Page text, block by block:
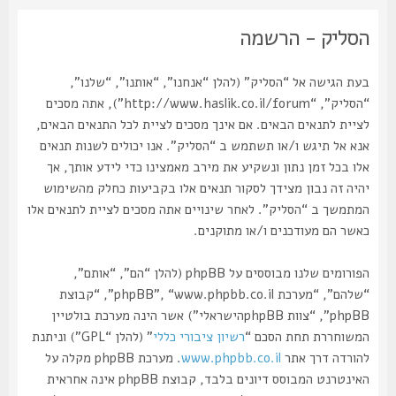
הסליק - הרשמה
בעת הגישה אל “הסליק” (להלן “אנחנו”, “אותנו”, “שלנו”,
“הסליק”, “http://www.haslik.co.il/forum”), אתה מסכים
לציית לתנאים הבאים. אם אינך מסכים לציית לכל התנאים הבאים,
אנא אל תיגש ו/או תשתמש ב “הסליק”. אנו יכולים לשנות תנאים
אלו בכל זמן נתון ונשקיע את מירב מאמצינו כדי לידע אותך, אך
יהיה זה נבון מצידך לסקור תנאים אלו בקביעות כחלק מהשימוש
המתמשך ב “הסליק”. לאחר שינויים אתה מסכים לציית לתנאים אלו
כאשר הם מעודכנים ו/או מתוקנים.
הפורומים שלנו מבוססים על phpBB (להלן “הם”, “אותם”,
“שלהם”, “מערכת phpBB”, “www.phpbb.co.il”, “קבוצת
phpBB”, “צוות phpBBהישראלי”) אשר הינה מערכת בולטיין
המשוחררת תחת הסכם “רשיון ציבורי כללי
” (להלן “GPL”) וניתנת
להורדה דרך אתר www.phpbb.co.il
. מערכת phpBB מקלה על
האינטרנט המבוסס דיונים בלבד, קבוצת phpBB אינה אחראית